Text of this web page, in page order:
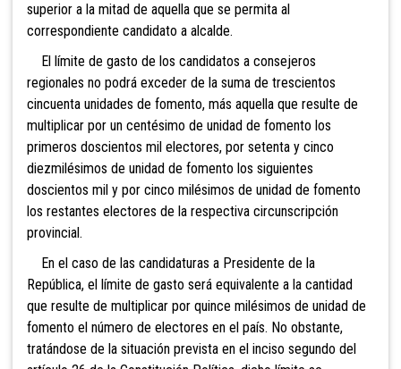
superior a la mitad de aquella que se permita al
correspondiente candidato a alcalde.
El límite de gasto de los candidatos a consejeros
regionales no podrá exceder de la suma de trescientos
cincuenta unidades de fomento, más aquella que resulte de
multiplicar por un centésimo de unidad de fomento los
primeros doscientos mil electores, por setenta y cinco
diezmilésimos de unidad de fomento los siguientes
doscientos mil y por cinco milésimos de unidad de fomento
los restantes electores de la respectiva circunscripción
provincial.
En el caso de las candidaturas a Presidente de la
República, el límite de gasto será equivalente a la cantidad
que resulte de multiplicar por quince milésimos de unidad de
fomento el número de electores en el país. No obstante,
tratándose de la situación prevista en el inciso segundo del